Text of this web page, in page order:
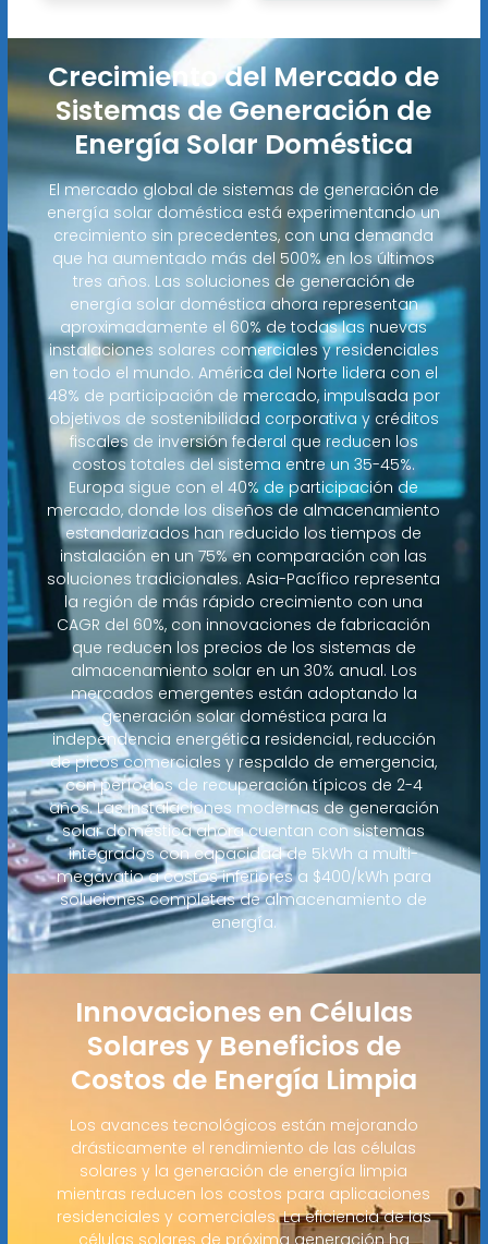
Crecimiento del Mercado de
Sistemas de Generación de
Energía Solar Doméstica
El mercado global de sistemas de generación de
energía solar doméstica está experimentando un
crecimiento sin precedentes, con una demanda
que ha aumentado más del 500% en los últimos
tres años. Las soluciones de generación de
energía solar doméstica ahora representan
aproximadamente el 60% de todas las nuevas
instalaciones solares comerciales y residenciales
en todo el mundo. América del Norte lidera con el
48% de participación de mercado, impulsada por
objetivos de sostenibilidad corporativa y créditos
fiscales de inversión federal que reducen los
costos totales del sistema entre un 35-45%.
Europa sigue con el 40% de participación de
mercado, donde los diseños de almacenamiento
estandarizados han reducido los tiempos de
instalación en un 75% en comparación con las
soluciones tradicionales. Asia-Pacífico representa
la región de más rápido crecimiento con una
CAGR del 60%, con innovaciones de fabricación
que reducen los precios de los sistemas de
almacenamiento solar en un 30% anual. Los
mercados emergentes están adoptando la
generación solar doméstica para la
independencia energética residencial, reducción
de picos comerciales y respaldo de emergencia,
con períodos de recuperación típicos de 2-4
años. Las instalaciones modernas de generación
solar doméstica ahora cuentan con sistemas
integrados con capacidad de 5kWh a multi-
megavatio a costos inferiores a $400/kWh para
soluciones completas de almacenamiento de
energía.
Innovaciones en Células
Solares y Beneficios de
Costos de Energía Limpia
Los avances tecnológicos están mejorando
drásticamente el rendimiento de las células
solares y la generación de energía limpia
mientras reducen los costos para aplicaciones
residenciales y comerciales. La eficiencia de las
células solares de próxima generación ha